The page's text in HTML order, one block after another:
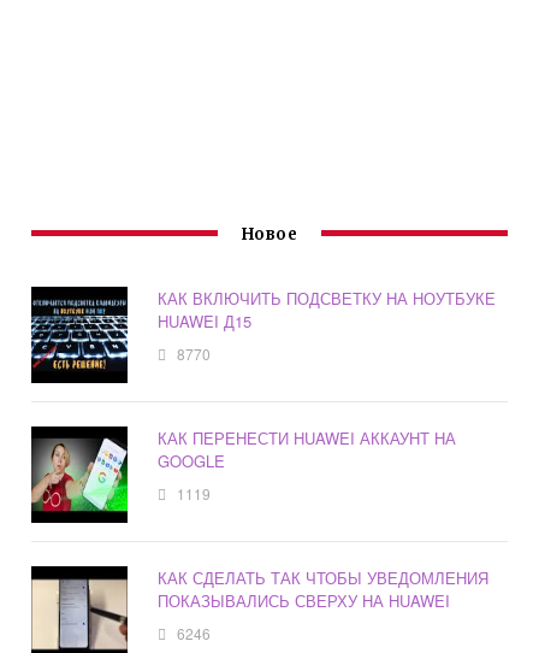
Новое
КАК ВКЛЮЧИТЬ ПОДСВЕТКУ НА НОУТБУКЕ
HUAWEI Д15
8770
КАК ПЕРЕНЕСТИ HUAWEI АККАУНТ НА
GOOGLE
1119
КАК СДЕЛАТЬ ТАК ЧТОБЫ УВЕДОМЛЕНИЯ
ПОКАЗЫВАЛИСЬ СВЕРХУ НА HUAWEI
6246